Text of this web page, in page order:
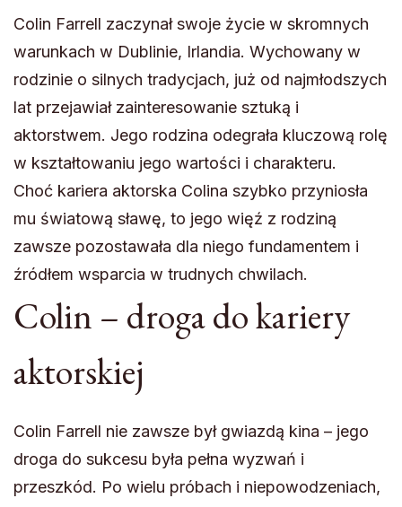
Colin Farrell zaczynał swoje życie w skromnych
warunkach w Dublinie, Irlandia. Wychowany w
rodzinie o silnych tradycjach, już od najmłodszych
lat przejawiał zainteresowanie sztuką i
aktorstwem. Jego rodzina odegrała kluczową rolę
w kształtowaniu jego wartości i charakteru.
Choć kariera aktorska Colina szybko przyniosła
mu światową sławę, to jego więź z rodziną
zawsze pozostawała dla niego fundamentem i
źródłem wsparcia w trudnych chwilach.
Colin – droga do kariery
aktorskiej
Colin Farrell nie zawsze był gwiazdą kina – jego
droga do sukcesu była pełna wyzwań i
przeszkód. Po wielu próbach i niepowodzeniach,